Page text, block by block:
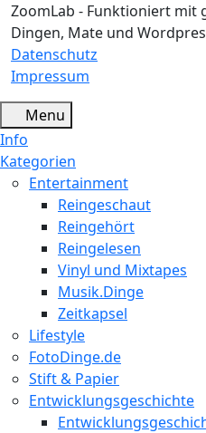
ZoomLab - Funktioniert mit
Dingen, Mate und
Datenschutz
Impressum
Menu
Info
Kategorien
Entertainment
Reingeschaut
Reingehört
Reingelesen
Vinyl und Mixtapes
Musik.Dinge
Zeitkapsel
Lifestyle
FotoDinge.de
Stift & Papier
Entwicklungsgeschichte